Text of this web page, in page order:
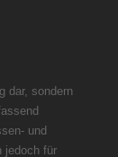
dar, sondern
und
jedoch für